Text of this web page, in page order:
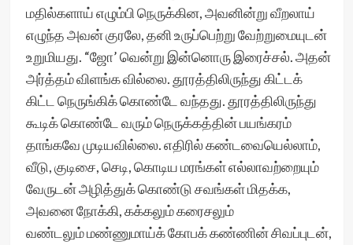
மதில்களாய் எழும்பி நெருக்கின, அவனின்று வீறலாய்
எழுந்த அவன் குரலே, தனி உருப்பெற்று வேற்றுமையுடன்
உறுமியது. “ஜோ’ வென்று இன்னொரு இரைச்சல். அதன்
அர்த்தம் விளங்க வில்லை. தூரத்திலிருந்து கிட்டக்
கிட்ட நெருங்கிக் கொண்டே வந்தது. தூரத்திலிருந்து
கூடிக் கொண்டே வரும் நெருக்கத்தின் பயங்கரம்
தாங்கவே முடியவில்லை. எதிரில் கண்டவையெல்லாம்,
வீடு, குடிசை, செடி, கொடிய மரங்கள் எல்லாவற்றையும்
வேருடன் அழித்துக் கொண்டு சவங்கள் மிதக்க,
அவனை நோக்கி, கக்கலும் கரைசலும்
வண்டலும் மண்ணுமாய்க் கோபக் கண்ணின் சிவப்புடன்,